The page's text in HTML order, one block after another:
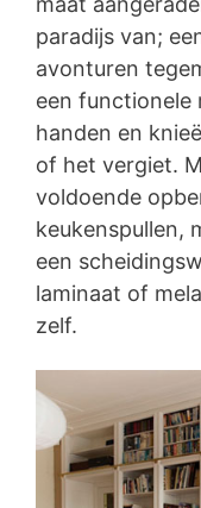
paradijs van;
avonturen
een functionele
handen en
of het vergiet.
voldoende
keukenspullen,
een
laminaat of
zelf.